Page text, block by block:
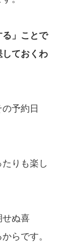
」ことで
しておくわ
予約日
りも楽し
せぬ喜
らです。